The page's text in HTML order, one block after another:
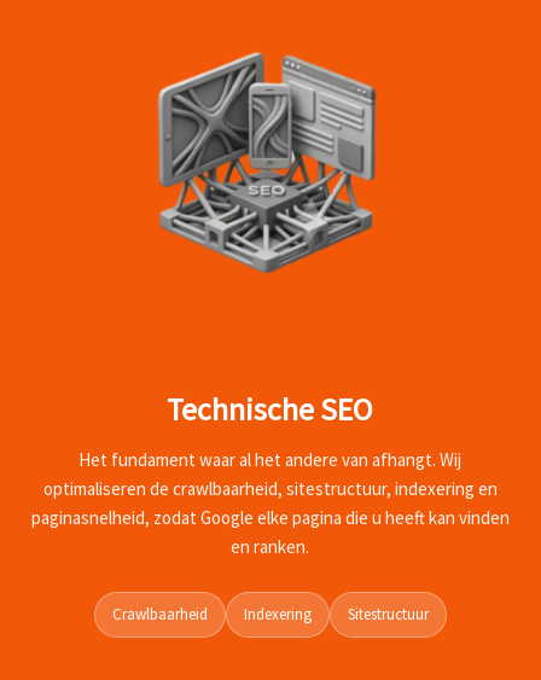
Technische SEO
Het fundament waar al het andere van afhangt. Wij
optimaliseren de crawlbaarheid, sitestructuur, indexering en
paginasnelheid, zodat Google elke pagina die u heeft kan vinden
en ranken.
Crawlbaarheid Indexering Sitestructuur